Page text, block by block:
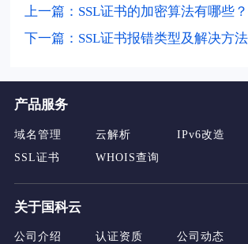
上一篇：SSL证书的加密算法有哪些？
下一篇：SSL证书报错类型及解决方法
产品服务
域名管理 云解析 IPv6改造
SSL证书
WHOIS查询
关于国科云
公司介绍 认证资质 公司动态